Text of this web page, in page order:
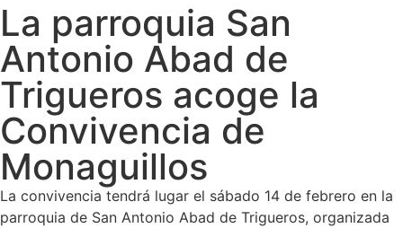
La parroquia San
Antonio Abad de
Trigueros acoge la
Convivencia de
Monaguillos
La convivencia tendrá lugar el sábado 14 de febrero en la
parroquia de San Antonio Abad de Trigueros, organizada